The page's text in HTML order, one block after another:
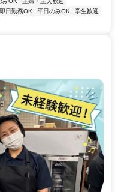
即日勤務OK 平日のみOK
学生歓迎